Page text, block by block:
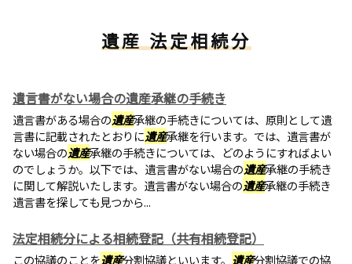
遺産 法定相続分
遺言書がない場合の遺産承継の手続き
遺言書がある場合の遺産承継の手続きについては、原則として遺
言書に記載されたとおりに遺産承継を行います。では、遺言書が
ない場合の遺産承継の手続きについては、どのようにすればよい
のでしょうか。以下では、遺言書がない場合の遺産承継の手続き
に関して解説いたします。遺言書がない場合の遺産承継の手続き
遺言書を探しても見つから...
法定相続分による相続登記（共有相続登記）
この協議のことを遺産分割協議といいます。 遺産分割協議での協